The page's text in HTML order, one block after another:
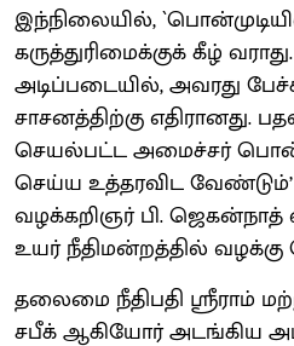
இந்நிலையில்,
கருத்துரிமைக்குக் கீழ்
அடிப்படையில், அவரது
சாசனத்திற்கு எதிரானது.
செயல்பட்ட அமைச்சர்
செய்ய உத்தரவிட வேண்டும்’
வழக்கறிஞர் பி.
உயர் நீதிமன்றத்தில் வழக்கு
தலைமை நீதிபதி ஸ்ரீராம்
சபீக் ஆகியோர் அடங்கிய